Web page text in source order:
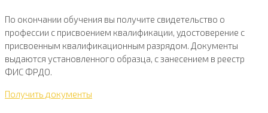
По окончании обучения вы получите свидетельство о
профессии с присвоением квалификации, удостоверение с
присвоенным квалификационным разрядом. Документы
выдаются установленного образца, с занесением в реестр
ФИС ФРДО.
Получить документы